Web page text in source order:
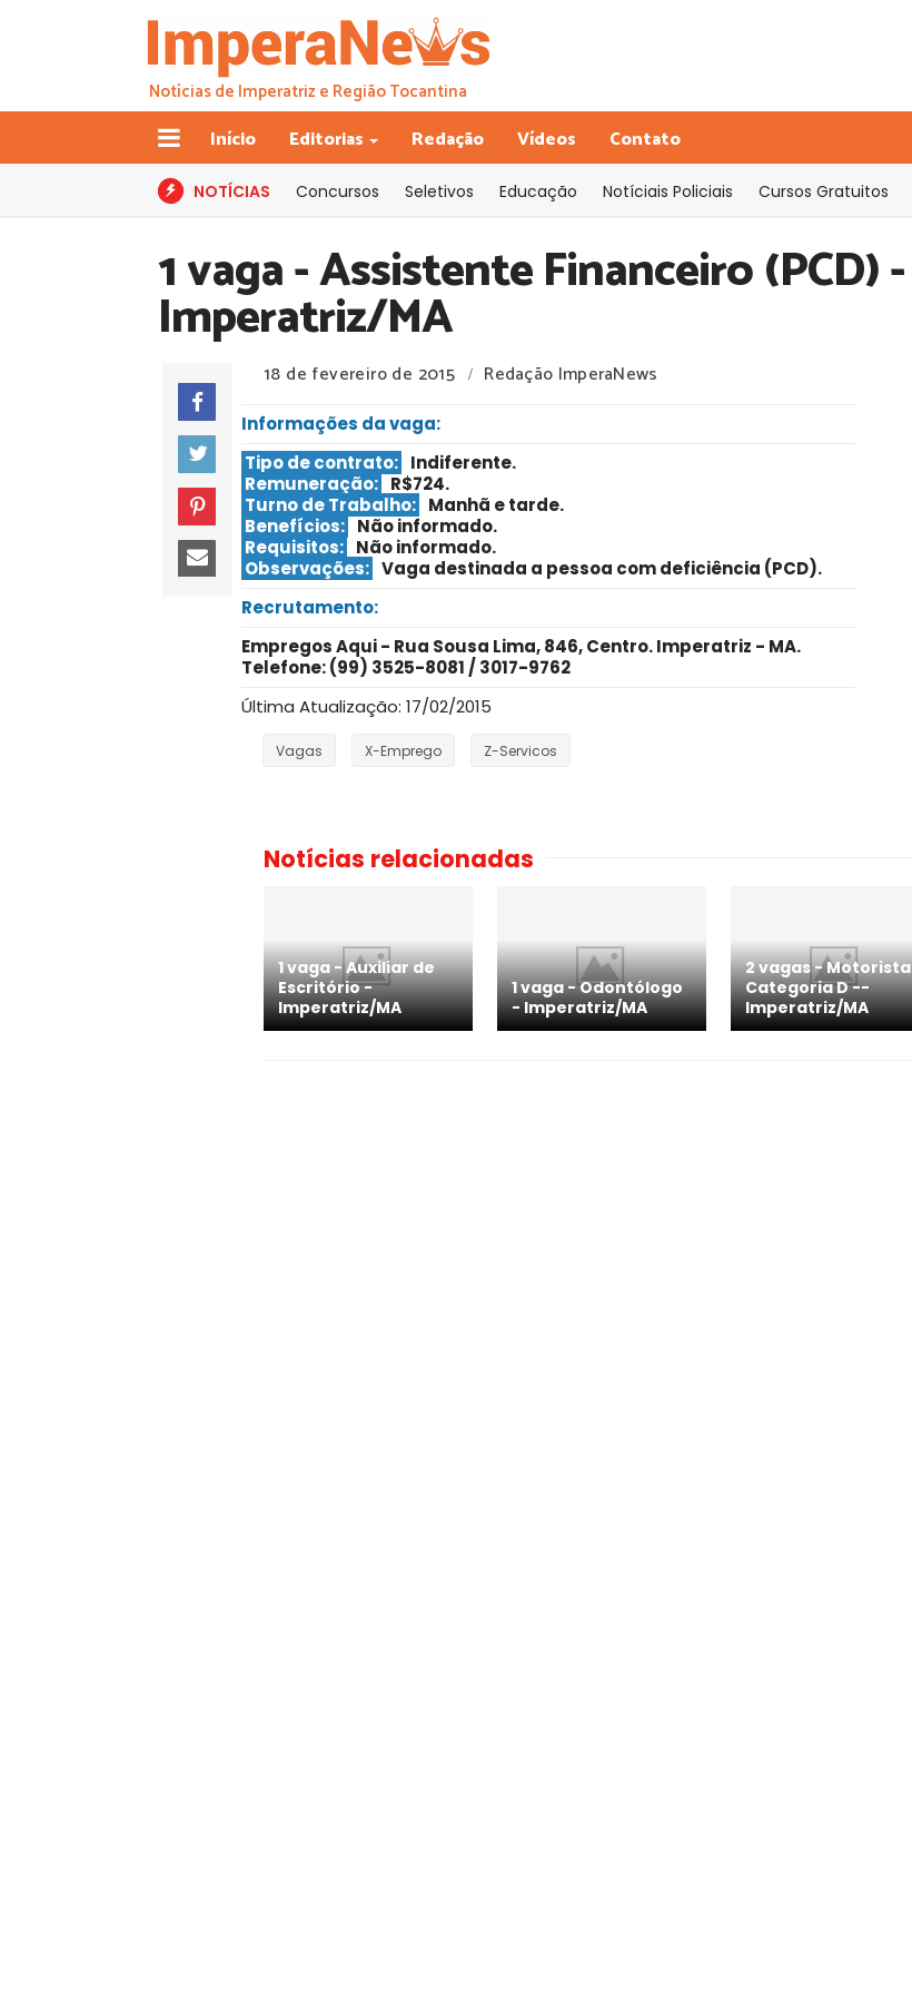
Notícias de Imperatriz e Região Tocantina
Início Editorias Redação Vídeos Contato
NOTÍCIAS Concursos Seletivos Educação Notíciais Policiais Cursos Gratuitos
1 vaga - Assistente Financeiro (PCD) -
Imperatriz/MA
18 de fevereiro de 2015 / Redação ImperaNews
Informações da vaga:
Tipo de contrato: Indiferente.
Remuneração: R$724.
Turno de Trabalho: Manhã e tarde.
Benefícios: Não informado.
Requisitos: Não informado.
Observações: Vaga destinada a pessoa com deficiência (PCD).
Recrutamento:
Empregos Aqui - Rua Sousa Lima, 846, Centro. Imperatriz - MA.
Telefone: (99) 3525-8081 / 3017-9762
Última Atualização: 17/02/2015
Vagas X-Emprego Z-Servicos
Notícias relacionadas
1 vaga - Auxiliar de
Escritório -
Imperatriz/MA
1 vaga - Odontólogo
- Imperatriz/MA
2 vagas - Motorista
Categoria D -­
Imperatriz/MA